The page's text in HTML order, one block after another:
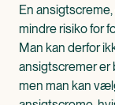
En
mindre risiko for
Man kan derfor
ansigtscremer er
men man kan